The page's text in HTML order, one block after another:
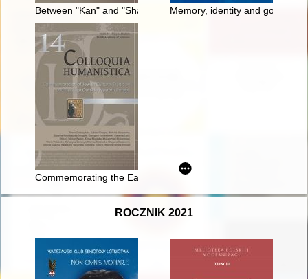
Between "Kan" and "Sham" : commemorative materiality of
Memory, identity and
Commemorating the Eastern European Jewish past through
ROCZNIK 2021